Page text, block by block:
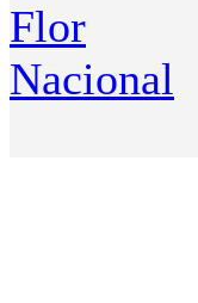
Flor
Nacional